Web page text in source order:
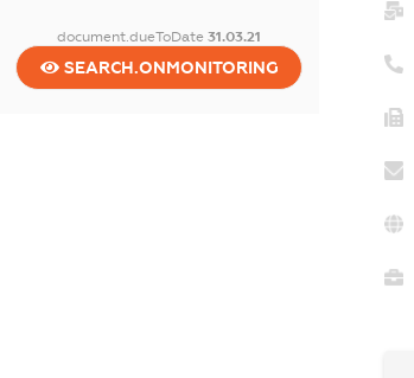
document.dueToDate31.03.21
SEARCH.ONMONITORING